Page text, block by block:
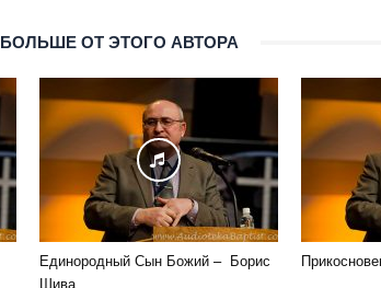
БОЛЬШЕ ОТ ЭТОГО АВТОРА
Единородный Сын Божий – Борис
Шива